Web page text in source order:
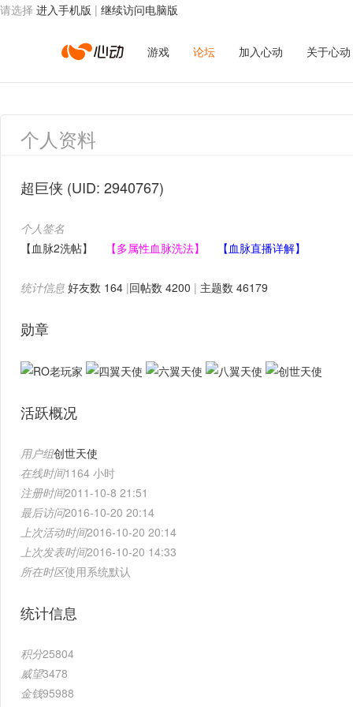
请选择 进入手机版 | 继续访问电脑版
心
动
络
游戏 论坛 加入心动 关于心动
个人资料
超巨侠 (UID: 2940767)
个人签名
【血脉2洗帖】
【多属性血脉洗法】 【血脉直播详解】
统计信息 好友数 164 |回帖数 4200 | 主题数 46179
勋章
活跃概况
用户组创世天使
在线时间1164 小时
注册时间2011-10-8 21:51
最后访问2016-10-20 20:14
上次活动时间2016-10-20 20:14
上次发表时间2016-10-20 14:33
所在时区使用系统默认
统计信息
积分25804
威望3478
金钱95988